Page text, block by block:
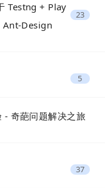
Testng + Play
Design
23
5
- 奇葩问题解决之旅
37